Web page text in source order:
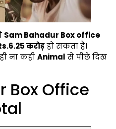
Sam Bahadur Box office
करोड़हो सकता है।
ना कहीAnimal से पीछे दिख
Box Office